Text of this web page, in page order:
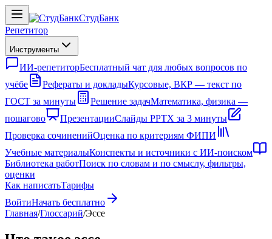
СтудБанк
Репетитор
Инструменты
ИИ-репетиторБесплатный чат для любых вопросов по
учёбе
Рефераты и докладыКурсовые, ВКР — текст по
ГОСТ за минуты
Решение задачМатематика, физика —
пошагово
ПрезентацииСлайды PPTX за 3 минуты
Проверка сочиненийОценка по критериям ФИПИ
Учебные материалыКонспекты и источники с ИИ-поиском
Библиотека работПоиск по словам и по смыслу, фильтры,
оценки
Как написатьТарифы
ВойтиНачать бесплатно
Главная/Глоссарий/Эссе